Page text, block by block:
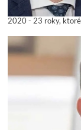
2020 - 23 roky,